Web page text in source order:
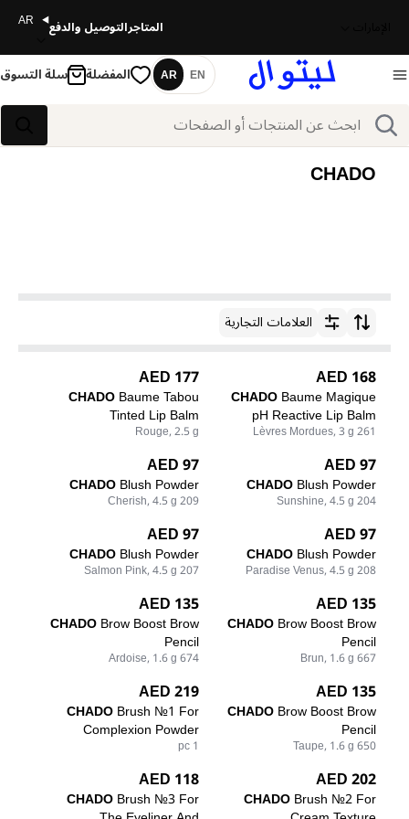
المتاجرالتوصيل والدفع AR
بحث
اللغة
EN
AR المفضلة سلة التسوق
CHADO
ترتيب حسبالعلامات التجارية
168 AED
CHADOBaume Magique
pH Reactive Lip Balm
261 Lèvres Mordues, 3 g
177 AED
CHADOBaume Tabou
Tinted Lip Balm
Rouge, 2.5 g
97 AED
CHADOBlush Powder
204 Sunshine, 4.5 g
97 AED
CHADOBlush Powder
209 Cherish, 4.5 g
97 AED
CHADOBlush Powder
208 Paradise Venus, 4.5 g
97 AED
CHADOBlush Powder
207 Salmon Pink, 4.5 g
135 AED
CHADOBrow Boost Brow
Pencil
667 Brun, 1.6 g
135 AED
CHADOBrow Boost Brow
Pencil
674 Ardoise, 1.6 g
135 AED
CHADOBrow Boost Brow
Pencil
650 Taupe, 1.6 g
219 AED
CHADOBrush №1 For
Complexion Powder
1 pc
202 AED
CHADOBrush №2 For
118 AED
CHADOBrush №3 For